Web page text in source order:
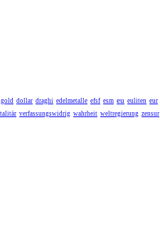
dollar draghi edelmetalle efsf esm eu euliten eur
verfassungswidrig wahrheit weltregierung zensur